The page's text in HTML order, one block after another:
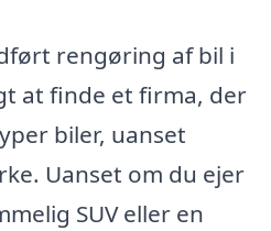
rengøring af bil i
at finde et firma, der
biler, uanset
Uanset om du ejer
SUV eller en